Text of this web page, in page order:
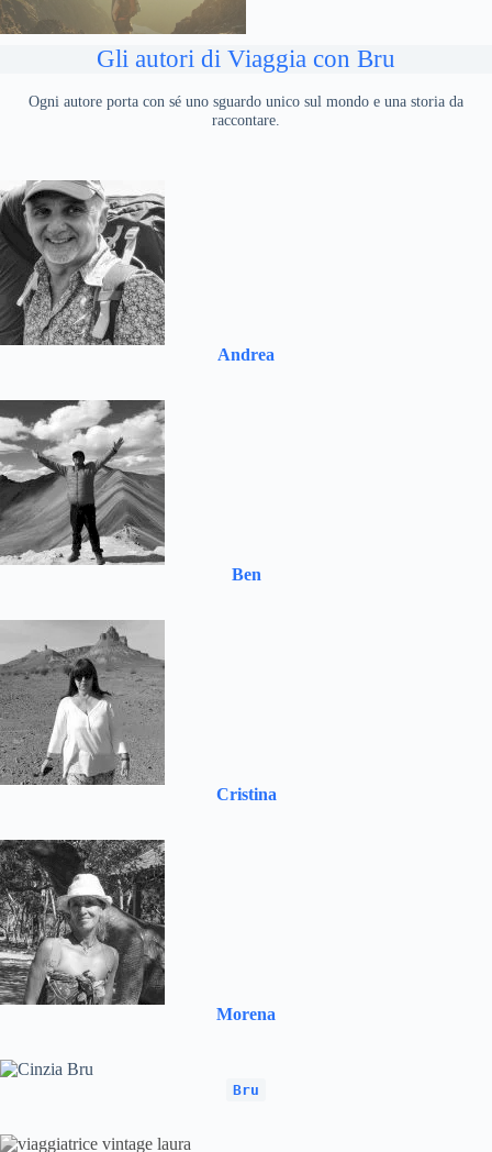
Gli autori di Viaggia con Bru
Ogni autore porta con sé uno sguardo unico sul mondo e una storia da
raccontare.
Andrea
Ben
Cristina
Morena
Bru